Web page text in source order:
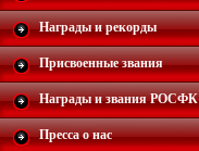
Награды и рекорды
Присвоенные звания
Награды и звания РОСФК
Пресса о нас